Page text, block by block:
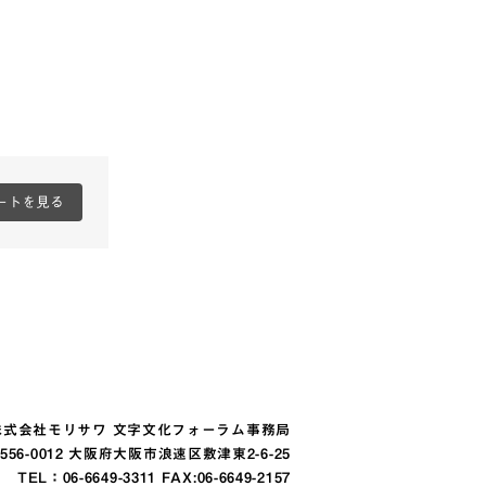
トを見る
式会社モリサワ 文字文化フォーラム事務局
0012 大阪府大阪市浪速区敷津東2-6-25
TEL： 06-6649-3311 FAX:06-6649-2157